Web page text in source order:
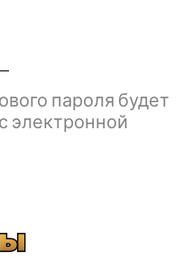
пароля будет
электронной